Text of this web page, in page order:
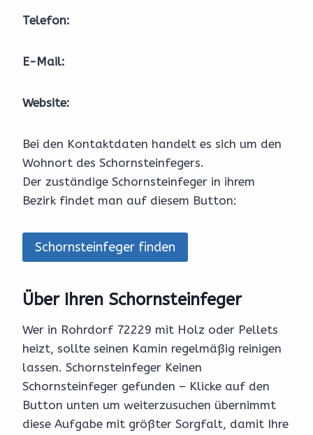
Telefon:
E-Mail:
Website:
Bei den Kontaktdaten handelt es sich um den
Wohnort des Schornsteinfegers.
Der zuständige Schornsteinfeger in ihrem
Bezirk findet man auf diesem Button:
Schornsteinfeger finden
Über Ihren Schornsteinfeger
Wer in Rohrdorf 72229 mit Holz oder Pellets
heizt, sollte seinen Kamin regelmäßig reinigen
lassen. Schornsteinfeger Keinen
Schornsteinfeger gefunden – Klicke auf den
Button unten um weiterzusuchen übernimmt
diese Aufgabe mit größter Sorgfalt, damit Ihre